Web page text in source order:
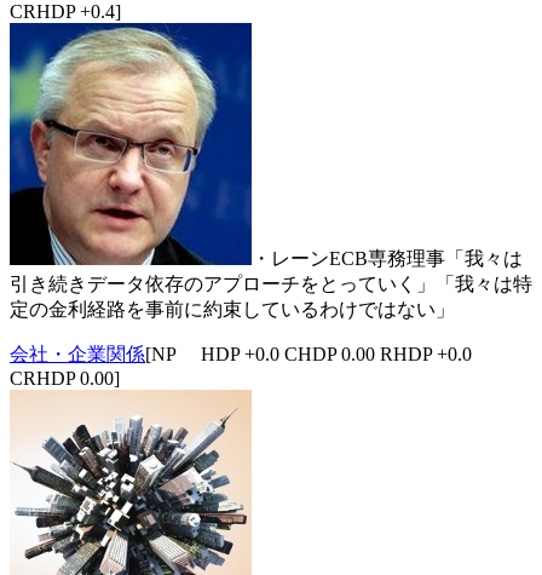
CRHDP +0.4]
・レーンECB専務理事「我々は
引き続きデータ依存のアプローチをとっていく」「我々は特
定の金利経路を事前に約束しているわけではない」
会社・企業関係[NP HDP +0.0 CHDP 0.00 RHDP +0.0
CRHDP 0.00]